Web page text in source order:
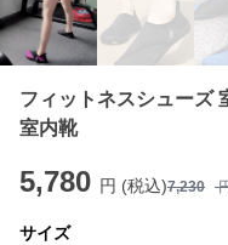
フィットネスシューズ
室内靴
5,780 円 (税込)7,230
サイズ